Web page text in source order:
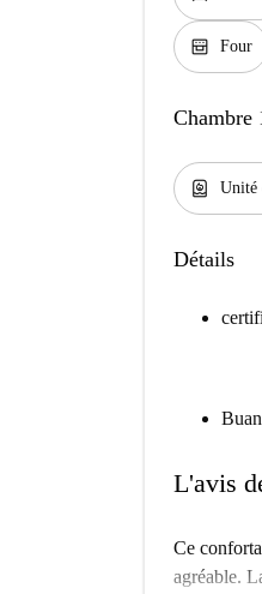
oven_gen Four
Chambre
water_heater Unité
Détails
L'avis
Ce
agréable.